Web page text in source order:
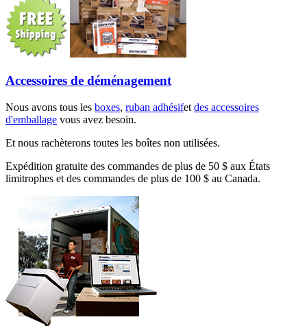
Accessoires de déménagement
Nous avons tous les boxes, ruban adhésifet des accessoires
d'emballage vous avez besoin.
Et nous rachèterons toutes les boîtes non utilisées.
Expédition gratuite des commandes de plus de 50 $ aux États
limitrophes et des commandes de plus de 100 $ au Canada.